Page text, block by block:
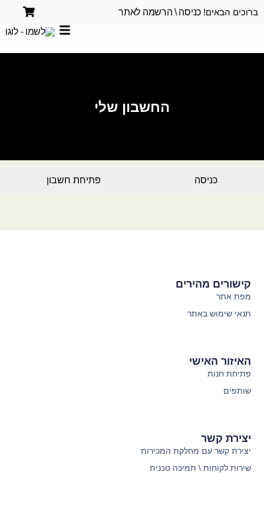
ברוכים הבאים! כניסה \ הרשמה לאתר
החשבון שלי
כניסה פתיחת חשבון
האיזור האישי
פתיחת חנות
שותפים
קישורים מהירים
מפת אתר
תנאי שימוש באתר
יצירת קשר
יצירת קשר עם מחלקת המכירות
שירות לקוחות \ תמיכה טכנית